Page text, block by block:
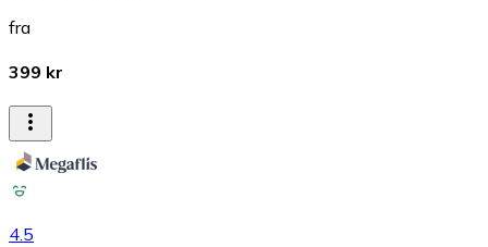
fra
399 kr
4.5